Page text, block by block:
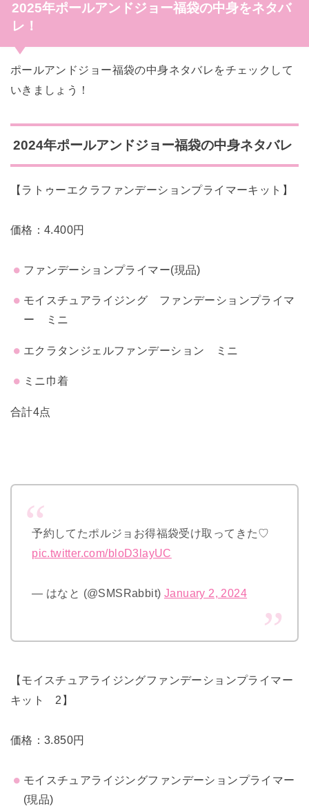
2025年ポールアンドジョー福袋の中身をネタバ
レ！
ポールアンドジョー福袋の中身ネタバレをチェックして
いきましょう！
2024年ポールアンドジョー福袋の中身ネタバレ
【ラトゥーエクラファンデーションプライマーキット】
価格：4.400円
ファンデーションプライマー(現品)
モイスチュアライジング ファンデーションプライマ
ー ミニ
エクラタンジェルファンデーション ミニ
ミニ巾着
合計4点
予約してたポルジョお得福袋受け取ってきた♡
pic.twitter.com/bloD3layUC
— はなと (@SMSRabbit) January 2, 2024
【モイスチュアライジングファンデーションプライマー
キット 2】
価格：3.850円
モイスチュアライジングファンデーションプライマー
(現品)